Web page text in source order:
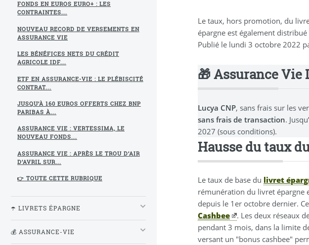
Le taux, hors promotion, du
épargne est également distribué
Publié le lundi 3 octobre 2022
🎁 Assurance Vie
Lucya CNP, sans frais sur les
sans frais de transaction.
2027 (sous conditions).
Hausse du taux
Le taux de base du livret
rémunération du livret épargne
depuis le 1er octobre dernier.
Cashbee
. Les deux réseaux
pendant 3 mois, dans la limite
versant un "bonus cashbee"
FONDS EN EUROS EURO+ : LES
CONTRAINTES...
NOUVEAU RECORD DE VERSEMENTS EN
ASSURANCE VIE
LES BÉNÉFICES NETS DU CRÉDIT
AGRICOLE IDF...
ETF EN ASSURANCE-VIE : LE PLÉBISCITÉ
CONTRAT...
JUSQU’À 160 EUROS OFFERTS CHEZ BNP
PARIBAS À...
ASSURANCE VIE : VERTESSIMA, LE
NOUVEAU FONDS...
ASSURANCE VIE : APRÈS LE TROU D’AIR
D’AVRIL SUR...
👉 TOUTE CETTE RUBRIQUE
☂️ LIVRETS ÉPARGNE
💰 ASSURANCE-VIE